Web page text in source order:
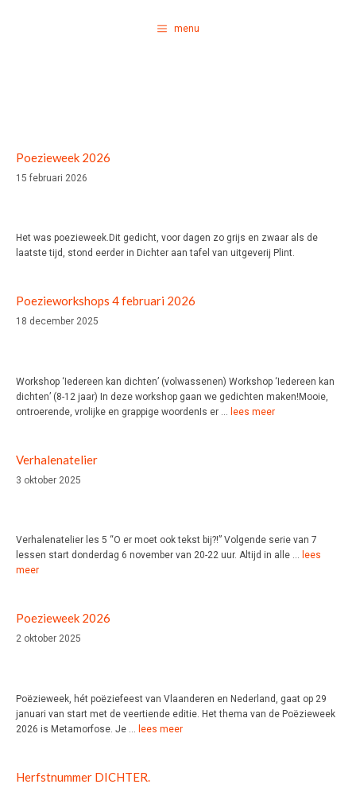
menu
Poezieweek 2026
15 februari 2026
Het was poezieweek.Dit gedicht, voor dagen zo grijs en zwaar als de
laatste tijd, stond eerder in Dichter aan tafel van uitgeverij Plint.
Poezieworkshops 4 februari 2026
18 december 2025
Workshop ‘Iedereen kan dichten’ (volwassenen) Workshop ‘Iedereen kan
dichten’ (8-12 jaar) In deze workshop gaan we gedichten maken!Mooie,
ontroerende, vrolijke en grappige woordenIs er …
lees meer
Verhalenatelier
3 oktober 2025
Verhalenatelier les 5 “O er moet ook tekst bij?!” Volgende serie van 7
lessen start donderdag 6 november van 20-22 uur. Altijd in alle … lees
meer
Poezieweek 2026
2 oktober 2025
Poëzieweek, hét poëziefeest van Vlaanderen en Nederland, gaat op 29
januari van start met de veertiende editie. Het thema van de Poëzieweek
2026 is Metamorfose. Je …
lees meer
Herfstnummer DICHTER.